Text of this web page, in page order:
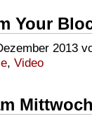
Your
2013
, Video